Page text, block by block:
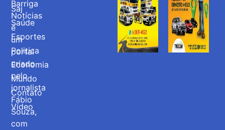
Barriga
Notícias
é
um
portal
criado
pelo
jornalista
Fábio
Souza,
com
Saj
Saúde
Esportes
Politica
Economia
Mundo
Contato
Vídeo